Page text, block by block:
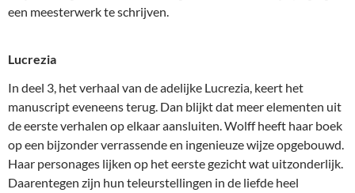
een meesterwerk te schrijven.
Lucrezia
In deel 3, het verhaal van de adelijke Lucrezia, keert het
manuscript eveneens terug. Dan blijkt dat meer elementen uit
de eerste verhalen op elkaar aansluiten. Wolff heeft haar boek
op een bijzonder verrassende en ingenieuze wijze opgebouwd.
Haar personages lijken op het eerste gezicht wat uitzonderlijk.
Daarentegen zijn hun teleurstellingen in de liefde heel